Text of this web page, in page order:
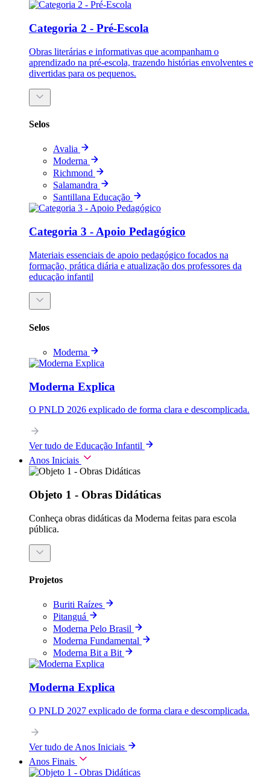
Categoria 2 - Pré-Escola
Obras literárias e informativas que acompanham o
aprendizado na pré-escola, trazendo histórias envolventes e
divertidas para os pequenos.
Selos
Avalia
Moderna
Richmond
Salamandra
Santillana Educação
Categoria 3 - Apoio Pedagógico
Materiais essenciais de apoio pedagógico focados na
formação, prática diária e atualização dos professores da
educação infantil
Selos
Moderna
Moderna Explica
O PNLD 2026 explicado de forma clara e descomplicada.
Ver tudo de Educação Infantil
Anos Iniciais
Objeto 1 - Obras Didáticas
Conheça obras didáticas da Moderna feitas para escola
pública.
Projetos
Buriti Raízes
Pitanguá
Moderna Pelo Brasil
Moderna Fundamental
Moderna Bit a Bit
Moderna Explica
O PNLD 2027 explicado de forma clara e descomplicada.
Ver tudo de Anos Iniciais
Anos Finais